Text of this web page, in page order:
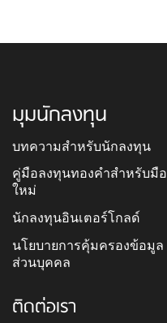
มุมนักลงทุน
บทความสำหรับนักลงทุน
คู่มือลงทุนทองคำสำหรับมือ
ใหม่
นักลงทุนอินเตอร์โกลด์
นโยบายการคุ้มครองข้อมูล
ส่วนบุคคล
ติดต่อเรา